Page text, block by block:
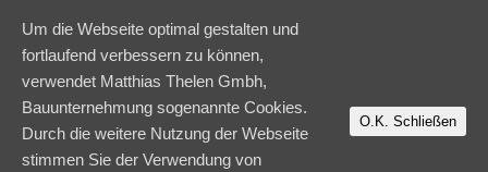
Um die Webseite optimal gestalten und
fortlaufend verbessern zu können,
verwendet Matthias Thelen Gmbh,
Bauunternehmung sogenannte Cookies.
Durch die weitere Nutzung der Webseite
stimmen Sie der Verwendung von
O.K. Schließen